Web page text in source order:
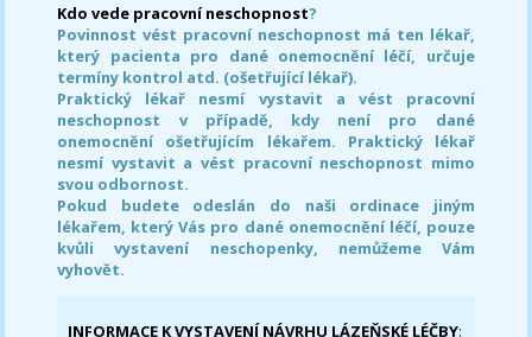
Kdo vede pracovní neschopnost?
Povinnost vést pracovní neschopnost má ten lékař,
který pacienta pro dané onemocnění léčí, určuje
termíny kontrol atd. (ošetřující lékař).
Praktický lékař nesmí vystavit a vést pracovní
neschopnost v případě, kdy není pro dané
onemocnění ošetřujícím lékařem. Praktický lékař
nesmí vystavit a vést pracovní neschopnost mimo
svou odbornost.
Pokud budete odeslán do naši ordinace jiným
lékařem, který Vás pro dané onemocnění léčí, pouze
kvůli vystavení neschopenky, nemůžeme Vám
vyhovět.
INFORMACE K VYSTAVENÍ NÁVRHU LÁZEŇSKÉ LÉČBY: